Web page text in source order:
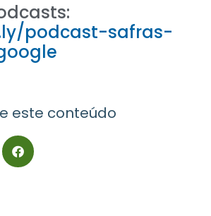
podcast-safras-
este conteúdo